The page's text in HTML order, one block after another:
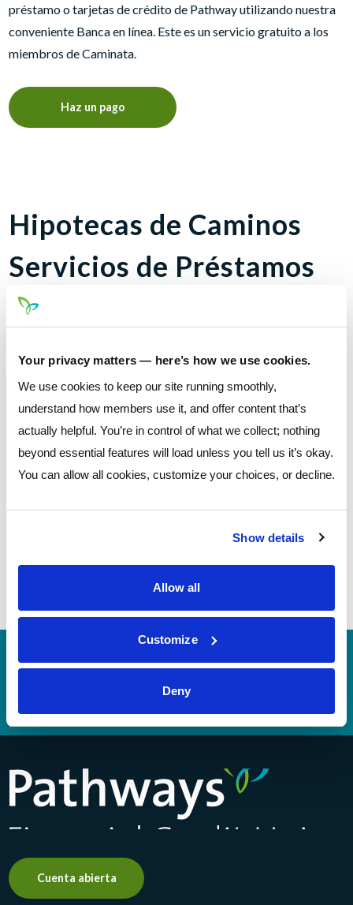
Your privacy matters — here’s how we use cookies.
We use cookies to keep our site running smoothly,
understand how members use it, and offer content that’s
actually helpful. You’re in control of what we collect; nothing
beyond essential features will load unless you tell us it’s okay.
You can allow all cookies, customize your choices, or decline.
Show details
Allow all
Customize
Deny
préstamo o tarjetas de crédito de Pathway utilizando nuestra
conveniente Banca en línea. Este es un servicio gratuito a los
miembros de Caminata.
Haz un pago
Hipotecas de Caminos
Servicios de Préstamos
Medio Oeste
para acceder al portal de pago de servicios de préstamos
medio oeste para hacer pagos y ver la historia de las
transacciones.
(614) 278-6152
Pathways Financial Credit Union
Cuenta abierta